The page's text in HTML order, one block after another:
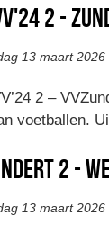
2 -
13 maart 2026
2 –
voetballen.
2 -
13 maart 2026